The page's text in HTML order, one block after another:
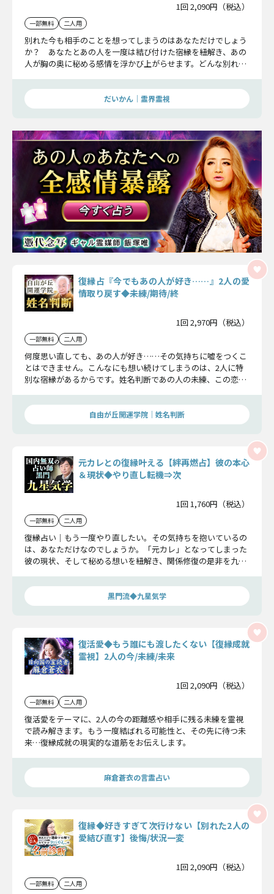
1回 2,090円（税込）
一部無料 二人用
別れた今も相手のことを想ってしまうのはあなただけでしょう
か？ あなたとあの人を一度は結び付けた宿縁を紐解き、あの
人が胸の奥に秘める感情を浮かび上がらせます。どんな別れで
だいかん｜霊界霊視
復縁占『今でもあの人が好き……』2人の愛
情取り戻す◆未練/期待/終
1回 2,970円（税込）
一部無料 二人用
何度思い直しても、あの人が好き……その気持ちに嘘をつくこ
とはできません。こんなにも想い続けてしまうのは、2人に特
別な宿縁があるからです。姓名判断であの人の未練、この恋の
自由が丘開運学院│姓名判断
元カレとの復縁叶える【絆再燃占】彼の本心
＆現状◆やり直し転機⇒次
1回 1,760円（税込）
一部無料 二人用
復縁占い｜もう一度やり直したい。その気持ちを抱いているの
は、あなただけなのでしょうか。「元カレ」となってしまった
彼の現状、そして秘める想いを紐解き、関係修復の是非を九星
黒門流◆九星気学
復活愛◆もう誰にも渡したくない【復縁成就
霊視】2人の今/未練/未来
1回 2,090円（税込）
一部無料 二人用
復活愛をテーマに、2人の今の距離感や相手に残る未練を霊視
で読み解きます。もう一度結ばれる可能性と、その先に待つ未
来…復縁成就の現実的な道筋をお伝えします。
麻倉蒼衣の言霊占い
復縁◆好きすぎて次行けない【別れた2人の
愛結び直す】後悔/状況一変
1回 2,090円（税込）
一部無料 二人用